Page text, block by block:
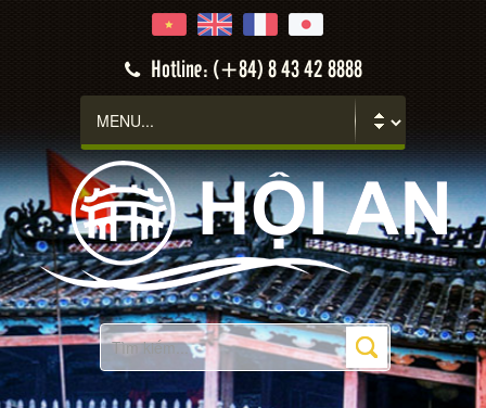
Hotline: (+84) 8 43 42 8888